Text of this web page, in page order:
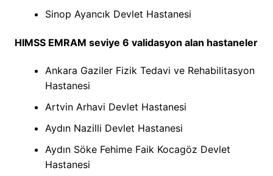
Sinop Ayancık Devlet Hastanesi
HIMSS EMRAM seviye 6 validasyon alan hastaneler
Ankara Gaziler Fizik Tedavi ve Rehabilitasyon
Hastanesi
Artvin Arhavi Devlet Hastanesi
Aydın Nazilli Devlet Hastanesi
Aydın Söke Fehime Faik Kocagöz Devlet
Hastanesi